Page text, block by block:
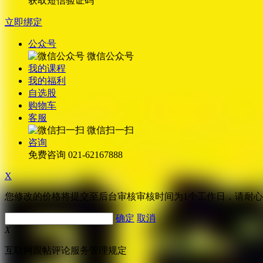
立即绑定
公众号
微信公众号
我的课程
我的福利
自选股
购物车
客服
微信扫一扫
咨询
免费咨询 021-62167888
X
您修改的价格将提交至后台审核审核时间为1个工作日，请耐
确定 取消
X
互联网跟帖评论服务管理规定